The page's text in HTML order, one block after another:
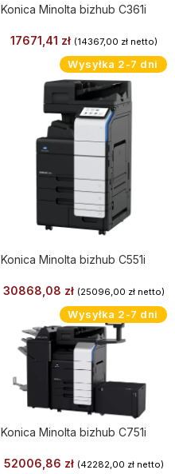
Konica Minolta bizhub C361i
17671,41 zł (14367,00 zł netto)
Wysyłka 2-7 dni
Konica Minolta bizhub C551i
30868,08 zł (25096,00 zł netto)
Wysyłka 2-7 dni
Konica Minolta bizhub C751i
52006,86 zł (42282,00 zł netto)